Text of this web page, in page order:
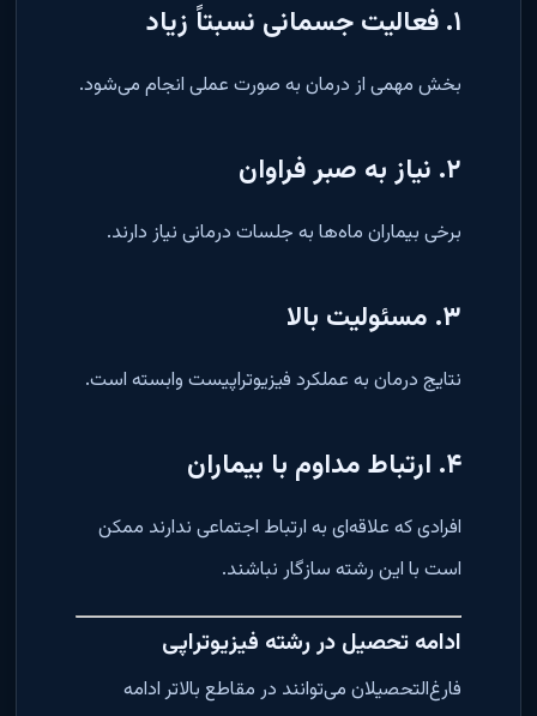
۱. فعالیت جسمانی نسبتاً زیاد
بخش مهمی از درمان به صورت عملی انجام می‌شود.
۲. نیاز به صبر فراوان
برخی بیماران ماه‌ها به جلسات درمانی نیاز دارند.
۳. مسئولیت بالا
نتایج درمان به عملکرد فیزیوتراپیست وابسته است.
۴. ارتباط مداوم با بیماران
افرادی که علاقه‌ای به ارتباط اجتماعی ندارند ممکن
است با این رشته سازگار نباشند.
ادامه تحصیل در رشته فیزیوتراپی
فارغ‌التحصیلان می‌توانند در مقاطع بالاتر ادامه